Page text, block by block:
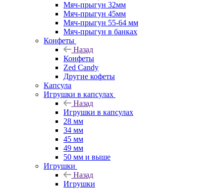
Мяч-прыгун 32мм
Мяч-прыгун 45мм
Мяч-прыгун 55-64 мм
Мяч-прыгун в банках
Конфеты
Назад
Конфеты
Zed Candy
Другие кофеты
Капсула
Игрушки в капсулах
Назад
Игрушки в капсулах
28 мм
34 мм
45 мм
49 мм
50 мм и выше
Игрушки
Назад
Игрушки